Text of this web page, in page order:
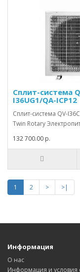
Сплит-система
I36UG1/QA-ICP12
Сплит-система QV-
Twin Rotary
132 700.00 р.
1 2 >
>|
Информация
О нас
Информация и условия